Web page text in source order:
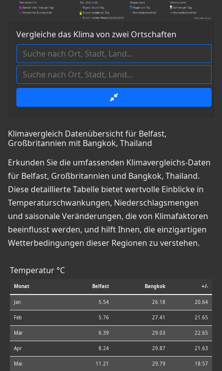
Vergleiche das Klima von zwei Ortschaften
Klimavergleich Datenübersicht für Belfast,
Großbritannien mit Bangkok, Thailand
Erkunden Sie die umfassenden Klimavergleichs-Daten
für Belfast, Großbritannien und Bangkok, Thailand.
Diese detaillierte Tabelle bietet wertvolle Einblicke in
Temperaturschwankungen, Niederschlagsmengen
und saisonale Veränderungen, die von Klimafaktoren
beeinflusst werden, und hilft Ihnen, die einzigartigen
Wetterbedingungen dieser Regionen zu verstehen.
Temperatur °C
Monat Belfast Bangkok +/-
Jan 5.54 26.18 20.64
Feb 5.76 27.41 21.65
Mär 6.39 29.03 22.65
Apr 8.24 29.87 21.63
Mai 11.21 29.79 18.57